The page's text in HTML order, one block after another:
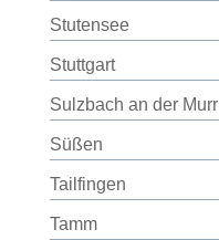
Stutensee
Stuttgart
Sulzbach an der Murr
Süßen
Tailfingen
Tamm